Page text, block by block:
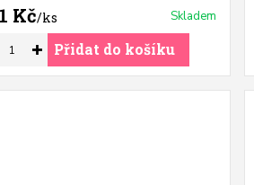
Kč/ks Skladem
Přidat do košíku